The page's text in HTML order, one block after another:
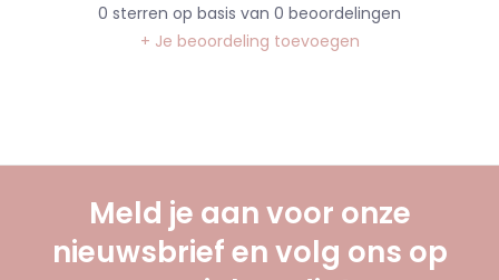
0 sterren op basis van 0 beoordelingen
+ Je beoordeling toevoegen
Meld je aan voor onze
nieuwsbrief en volg ons op